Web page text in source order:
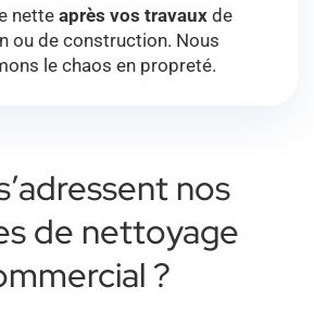
nette après vos travaux de
ou de construction. Nous
le chaos en propreté.
nos
de nettoyage
?